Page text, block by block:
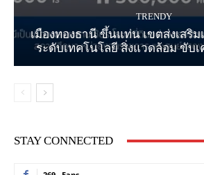
TRENDY
เมืองทองธานี ขึ้นแท่น เขตส่งเสริม
ระดับเทคโนโลยี สิ่งแวดล้อม ขับเ
STAY CONNECTED